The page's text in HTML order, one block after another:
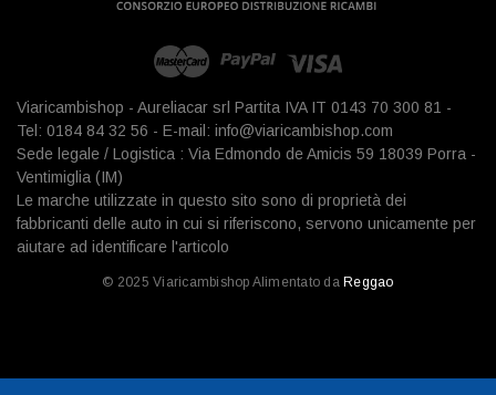
Viaricambishop - Aureliacar srl Partita IVA IT 0143 70 300 81 -
Tel: 0184 84 32 56 - E-mail: info@viaricambishop.com
Sede legale / Logistica : Via Edmondo de Amicis 59 18039 Porra -
Ventimiglia (IM)
Le marche utilizzate in questo sito sono di proprietà dei
fabbricanti delle auto in cui si riferiscono, servono unicamente per
aiutare ad identificare l'articolo
© 2025 Viaricambishop Alimentato daReggao